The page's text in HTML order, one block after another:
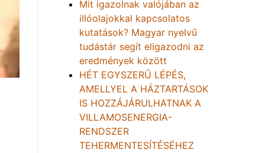
Mit igazolnak valójában az
illóolajokkal kapcsolatos
kutatások? Magyar nyelvű
tudástár segít eligazodni az
eredmények között
HÉT EGYSZERŰ LÉPÉS,
AMELLYEL A HÁZTARTÁSOK
IS HOZZÁJÁRULHATNAK A
VILLAMOSENERGIA-
RENDSZER
TEHERMENTESÍTÉSÉHEZ